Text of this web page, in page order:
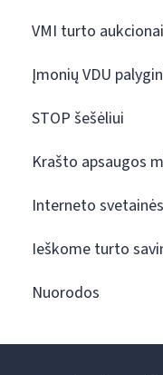
VMI turto aukcionai
Įmonių VDU
STOP šešėliui
Krašto apsaugos
Interneto
Ieškome turto
Nuorodos